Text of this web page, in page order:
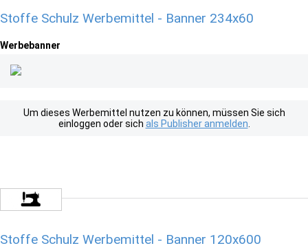
Stoffe Schulz Werbemittel - Banner 234x60
Werbebanner
Um dieses Werbemittel nutzen zu können, müssen Sie sich
einloggen oder sich als Publisher anmelden
Stoffe Schulz Werbemittel - Banner 120x600